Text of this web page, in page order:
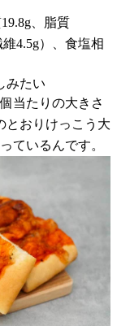
、脂質
4.5g）、食塩相
みたい
当たりの大きさ
とおりけっこう大
ているんです。